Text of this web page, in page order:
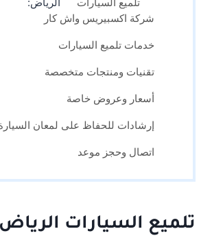
شركة اكسبيريس واش كار
خدمات تلميع السيارات
تقنيات ومنتجات متخصصة
أسعار وعروض خاصة
إرشادات للحفاظ على لمعان
اتصال وحجز موعد
تلميع السيارات